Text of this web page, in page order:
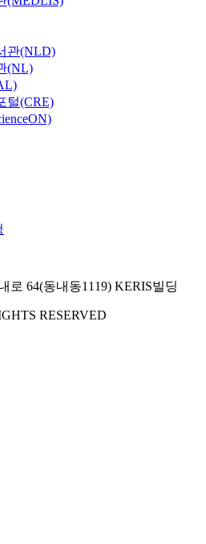
관(NLD)
(NL)
털(CRE)
로 64(동내동1119) KERIS빌딩
RESERVED